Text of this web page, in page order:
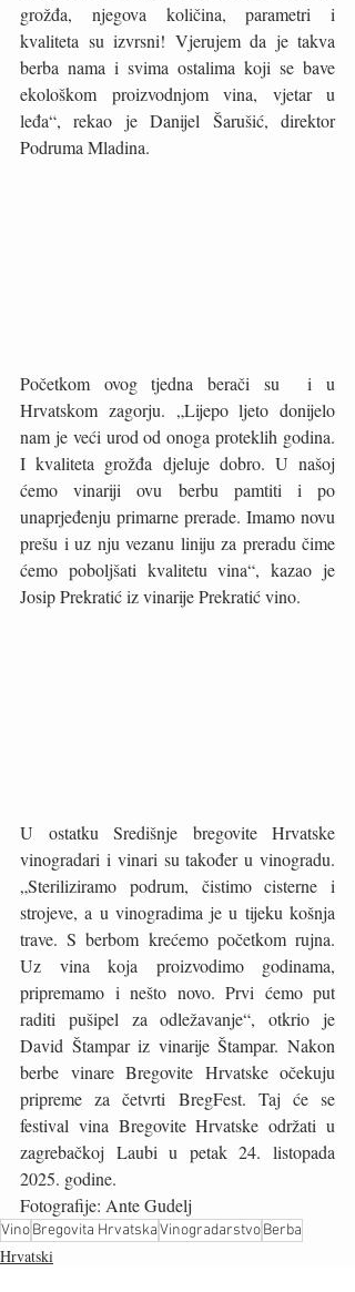
grožđa, njegova količina, parametri i
kvaliteta su izvrsni! Vjerujem da je takva
berba nama i svima ostalima koji se bave
ekološkom proizvodnjom vina, vjetar u
leđa“, rekao je Danijel Šarušić, direktor
Podruma Mladina.
Početkom ovog tjedna berači su  i u
Hrvatskom zagorju. „Lijepo ljeto donijelo
nam je veći urod od onoga proteklih godina.
I kvaliteta grožđa djeluje dobro. U našoj
ćemo vinariji ovu berbu pamtiti i po
unaprjeđenju primarne prerade. Imamo novu
prešu i uz nju vezanu liniju za preradu čime
ćemo poboljšati kvalitetu vina“, kazao je
Josip Prekratić iz vinarije Prekratić vino.
U ostatku Središnje bregovite Hrvatske
vinogradari i vinari su također u vinogradu.
„Steriliziramo podrum, čistimo cisterne i
strojeve, a u vinogradima je u tijeku košnja
trave. S berbom krećemo početkom rujna.
Uz vina koja proizvodimo godinama,
pripremamo i nešto novo. Prvi ćemo put
raditi pušipel za odležavanje“, otkrio je
David Štampar iz vinarije Štampar. Nakon
berbe vinare Bregovite Hrvatske očekuju
pripreme za četvrti BregFest. Taj će se
festival vina Bregovite Hrvatske održati u
zagrebačkoj Laubi u petak 24. listopada
2025. godine.
Fotografije: Ante Gudelj
VinoBregovita HrvatskaVinogradarstvoBerba
Hrvatski